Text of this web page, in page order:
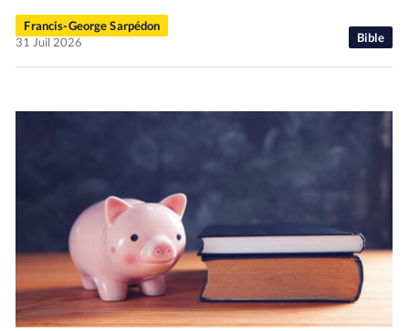
Bible
Francis-George Sarpédon
31 Juil 2026